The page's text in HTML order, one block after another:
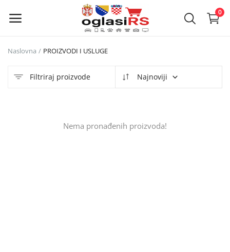
0
oglas
Naslovna PROIZVODI I USLUGE
Filtriraj proizvode Najnoviji
Nema pronađenih proizvoda!